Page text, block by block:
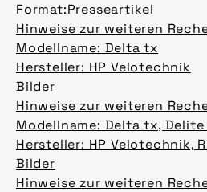
Format:Presseartikel
Hinweise zur weiteren
Modellname: Delta tx
Hersteller: HP Velotechnik
Bilder
Hinweise zur weiteren
Modellname: Delta tx, Delite
Hersteller: HP Velotechnik,
Bilder
Hinweise zur weiteren